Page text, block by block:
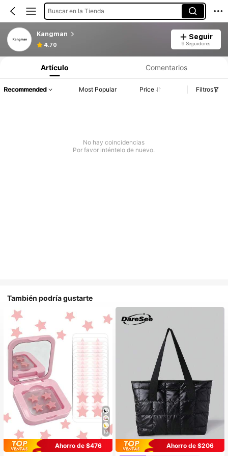
Buscar en la Tienda
Kangman
4.70
Seguir
9 Seguidores
Artículo Comentarios
Recommended Most Popular Price Filtros
No hay coincidencias
Por favor inténtelo de nuevo.
También podría gustarte
10
Ahorro de $476
Ahorro de $206